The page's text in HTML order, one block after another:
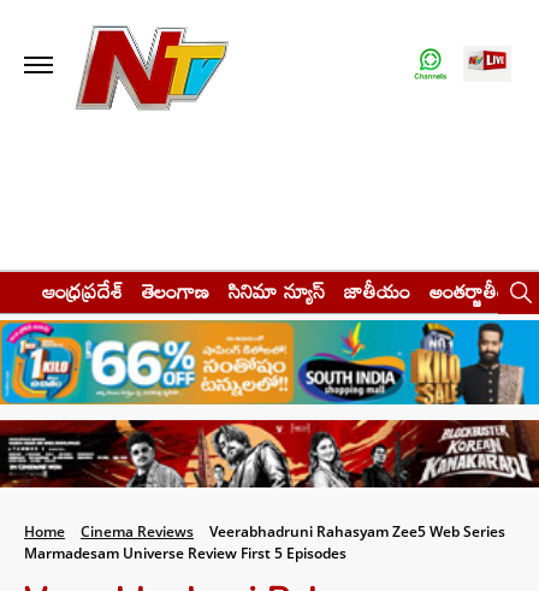
ఆంధ్రప్రదేశ్ తెలంగాణ సినిమా న్యూస్ జాతీయం అంతర్జాతీయం
Home Cinema Reviews
Veerabhadruni Rahasyam Zee5 Web Series
Marmadesam Universe Review First 5 Episodes